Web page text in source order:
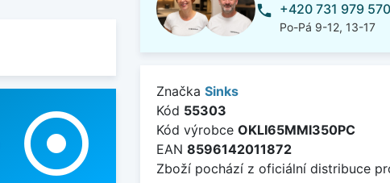
adjust
phone +420 731 979 570
Po-Pá 9-12, 13-17
Značka Sinks
Kód 55303
Kód výrobce OKLI65MMI350PC
EAN 8596142011872
Zboží pochází z oficiální distribuce